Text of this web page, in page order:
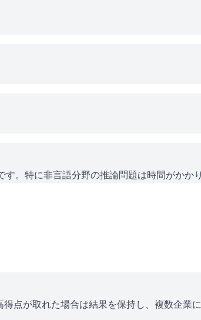
。特に非言語分野の推論問題は時間がかか
点が取れた場合は結果を保持し、複数企業